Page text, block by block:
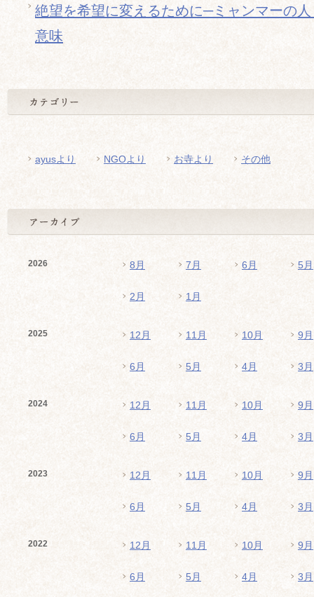
絶望を希望に変えるために─ミャンマーの
意味
ayusより NGOより お寺より その他
2026 8月 7月 6月 5月
2月 1月
2025 12月 11月 10月 9月
6月 5月 4月 3月
2024 12月 11月 10月 9月
6月 5月 4月 3月
2023 12月 11月 10月 9月
6月 5月 4月 3月
2022 12月 11月 10月 9月
6月 5月 4月 3月